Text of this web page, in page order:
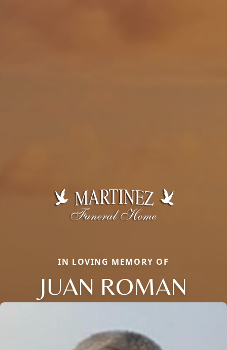
IN LOVING MEMORY OF
JUAN ROMAN